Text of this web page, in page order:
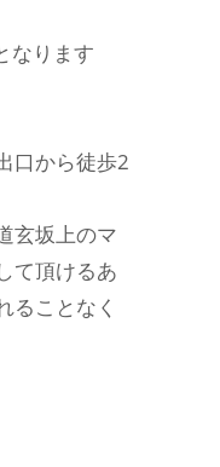
なります
口から徒歩2
玄坂上のマ
て頂けるあ
ることなく